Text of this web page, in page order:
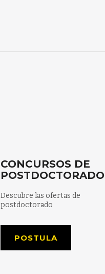
CONCURSOS DE
POSTDOCTORADO
Descubre las ofertas de
postdoctorado
POSTULA